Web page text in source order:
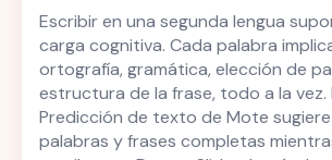
Escribir en una segunda lengua
carga cognitiva. Cada palabra
ortografía, gramática, elección de
estructura de la frase, todo a la vez.
Predicción de texto de Mote
palabras y frases completas